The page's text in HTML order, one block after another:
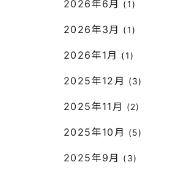
2026年6月 (1)
2026年3月 (1)
2026年1月 (1)
2025年12月 (3)
2025年11月 (2)
2025年10月 (5)
2025年9月 (3)